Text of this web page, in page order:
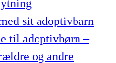
sit adoptivbarn
til adoptivbørn –
og andre